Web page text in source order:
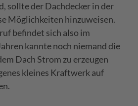
sollte der Dachdecker in der
Möglichkeiten hinzuweisen.
befindet sich also im
kannte noch niemand die
Dach Strom zu erzeugen
kleines Kraftwerk auf